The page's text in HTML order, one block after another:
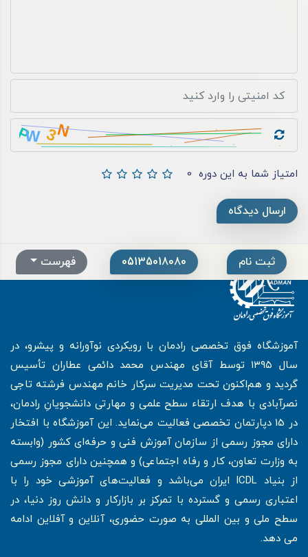
امتیاز شما به این دوره 0
ارسال دیدگاه
ثبت نام 05135018080 فهرست
آموزشگاه فوق تخصصی رادمان با رویکردی نوآورانه و پیشرو، در
سال ۱۳۹۵ توسط آقای مهندس محمد دائمی عطاران تأسیس
گردید و هم‌اکنون تحت مدیریت سرکار خانم مهندس فرشته تاجی
نصرآبادی با هدف ارتقاء سطح علمی و مهارتی دانشجویانِ رادمان،
در 15 دپارتمان تخصصی فعالیت می‌نماید. این آموزشگاه با افتخار
دارای مجوز رسمی از سازمان آموزش فنی و حرفه‌ای کشور (وابسته
به وزارت تعاون، کار و رفاه اجتماعی) و همچنین دارای مجوز رسمی
از بنیاد ICDL ایران می‌باشد و فعالیت‌های آموزشی خود را با
اعتباری رسمی و گسترده با تمرکز بر بازارکار و دانش روز دنیا، در
سطح ملی و بین المللی به صورت حضوری، آنلاین و آفلاین ادامه
می دهد.